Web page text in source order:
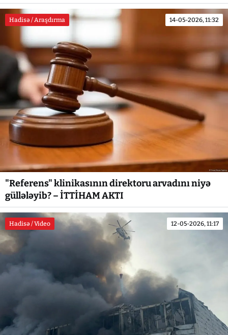
Hadisə / Araşdırma 14-05-2026, 11:32
"Referens" klinikasının direktoru arvadını niyə
güllələyib? – İTTİHAM AKTI
Hadisə / Video 12-05-2026, 11:17